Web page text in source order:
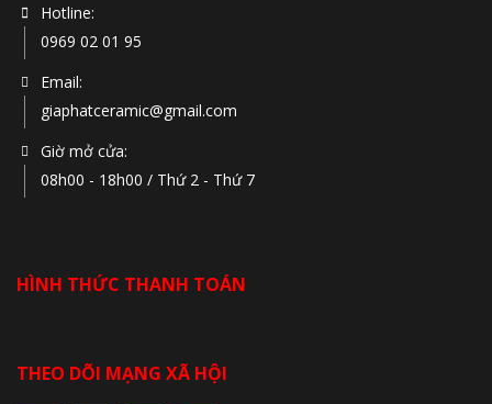
Hotline:
0969 02 01 95
Email:
giaphatceramic@gmail.com
Giờ mở cửa:
08h00 - 18h00 / Thứ 2 - Thứ 7
HÌNH THỨC THANH TOÁN
THEO DÕI MẠNG XÃ HỘI